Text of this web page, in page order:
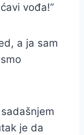
vođa!”
a ja sam
je da